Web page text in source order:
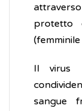
protetto
Il virus
sangue